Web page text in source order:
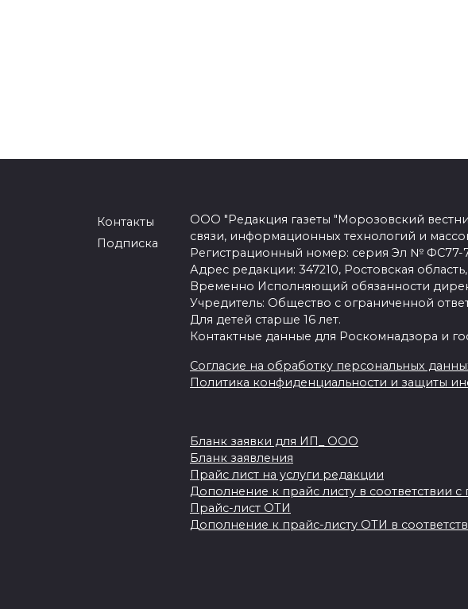
Контакты
Подписка
ООО "Редакция газеты "Морозовский
связи, информационных технологий и
Регистрационный номер: серия Эл № ФС77-
Адрес редакции: 347210, Ростовская
Временно Исполняющий обязанности
Учредитель: Общество с ограниченной
Для детей старше 16 лет.
Контактные данные для Роскомнадзора и
Согласие на обработку персональных
Политика конфиденциальности и защиты
Бланк заявки для ИП_ ООО
Бланк заявления
Прайс лист на услуги редакции
Дополнение к прайс листу в соответствии с
Прайс-лист ОТИ
Дополнение к прайс-листу ОТИ в